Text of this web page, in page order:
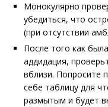
Монокулярно
убедиться, что
(при отсутствии
После того как
аддидация,
вблизи. Попросите
себе таблицу для
размытым и будет